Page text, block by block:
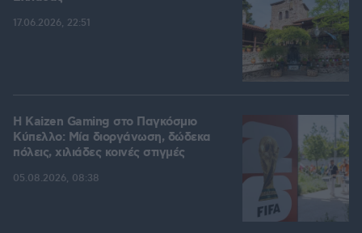
17.06.2026, 22:51
H Kaizen Gaming στο Παγκόσμιο
Kύπελλο: Μία διοργάνωση, δώδεκα
πόλεις, χιλιάδες κοινές στιγμές
05.08.2026, 08:38